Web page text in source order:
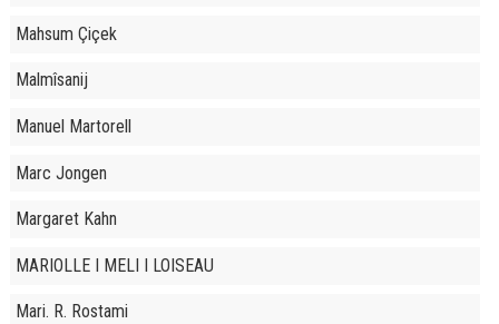
Mahsum Çiçek
Malmîsanij
Manuel Martorell
Marc Jongen
Margaret Kahn
MARIOLLE I MELI I LOISEAU
Mari. R. Rostami